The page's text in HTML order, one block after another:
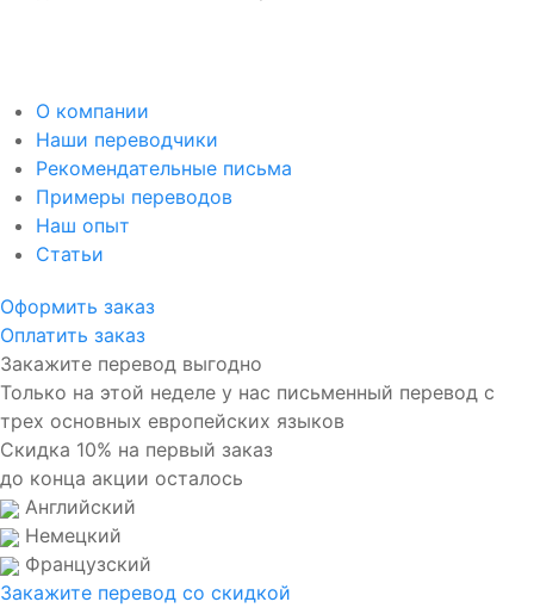
О компании
Наши переводчики
Рекомендательные письма
Примеры переводов
Наш опыт
Статьи
Оформить заказ
Оплатить заказ
Закажите перевод выгодно
Только на этой неделе у нас письменный перевод с
трех основных европейских языков
Скидка 10% на первый заказ
до конца акции осталось
Английский
Немецкий
Французский
Закажите перевод со скидкой